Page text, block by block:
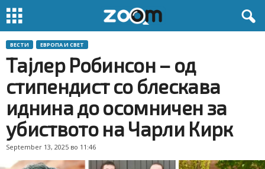
ВЕСТИ ЕВРОПА И СВЕТ
Тајлер Робинсон – од
стипендист со блескава
иднина до осомничен за
убиството на Чарли Кирк
September 13, 2025 во 11:46